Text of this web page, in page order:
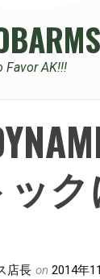
Favor AK!!!
ッ
店長 on2014年